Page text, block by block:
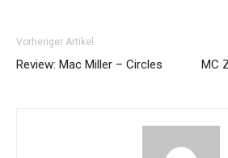
Vorheriger Artikel
Review: Mac Miller – Circles MC